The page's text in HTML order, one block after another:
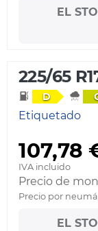
EL
225/65
D
Etiquetado
107,78
IVA incluido
Precio de
Precio por
EL